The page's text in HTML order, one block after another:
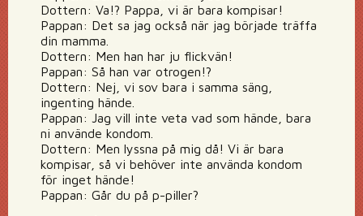
Dottern: Va!? Pappa, vi är bara kompisar!
Pappan: Det sa jag också när jag började träffa
din mamma.
Dottern: Men han har ju flickvän!
Pappan: Så han var otrogen!?
Dottern: Nej, vi sov bara i samma säng,
ingenting hände.
Pappan: Jag vill inte veta vad som hände, bara
ni använde kondom.
Dottern: Men lyssna på mig då! Vi är bara
kompisar, så vi behöver inte använda kondom
för inget hände!
Pappan: Går du på p-piller?